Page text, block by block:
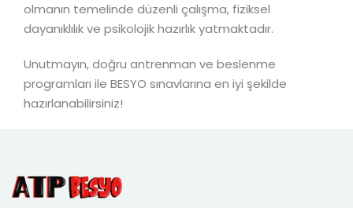
olmanın temelinde düzenli çalışma, fiziksel
dayanıklılık ve psikolojik hazırlık yatmaktadır.
Unutmayın, doğru antrenman ve beslenme
programları ile BESYO sınavlarına en iyi şekilde
hazırlanabilirsiniz!